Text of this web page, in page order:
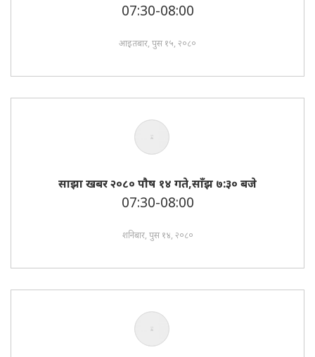
07:30-08:00
आइतबार, पुस १५, २०८०
साझा खबर २०८० पाैष १४ गते,साँझ ७:३० बजे
07:30-08:00
शनिबार, पुस १४, २०८०